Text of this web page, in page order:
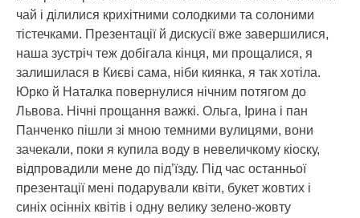
чай і ділилися крихітними солодкими та солоними
тістечками. Презентації й дискусії вже завершилися,
наша зустріч теж добігала кінця, ми прощалися, я
залишилася в Києві сама, ніби киянка, я так хотіла.
Юрко й Наталка повернулися нічним потягом до
Львова. Нічні прощання важкі. Ольга, Ірина і пан
Панченко пішли зі мною темними вулицями, вони
зачекали, поки я купила воду в невеличкому кіоску,
відпровадили мене до під’їзду. Під час останньої
презентації мені подарували квіти, букет жовтих і
синіх осінніх квітів і одну велику зелено-жовту